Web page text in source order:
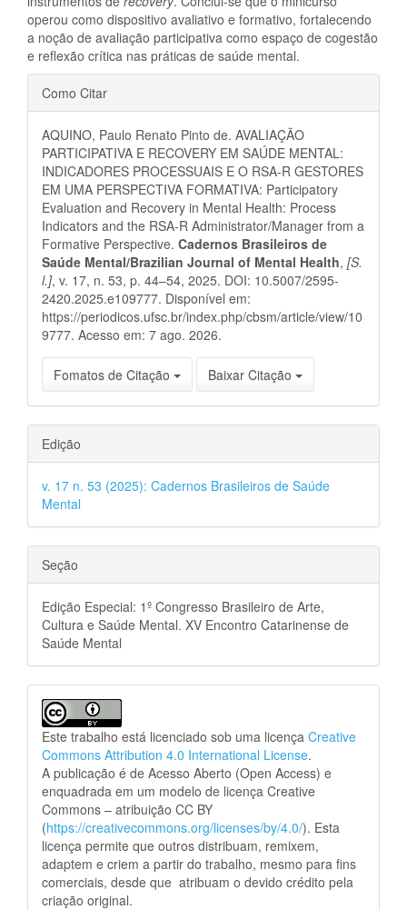
operou como dispositivo avaliativo e formativo, fortalecendo
a noção de avaliação participativa como espaço de cogestão
e reflexão crítica nas práticas de saúde mental.
Detalhes
do
artigo
Como Citar
AQUINO, Paulo Renato Pinto de. AVALIAÇÃO
PARTICIPATIVA E RECOVERY EM SAÚDE MENTAL:
INDICADORES PROCESSUAIS E O RSA-R GESTORES
EM UMA PERSPECTIVA FORMATIVA: Participatory
Evaluation and Recovery in Mental Health: Process
Indicators and the RSA-R Administrator/Manager from a
Formative Perspective. Cadernos Brasileiros de
Saúde Mental/Brazilian Journal of Mental Health, [S.
l.], v. 17, n. 53, p. 44–54, 2025. DOI: 10.5007/2595-
2420.2025.e109777. Disponível em:
https://periodicos.ufsc.br/index.php/cbsm/article/view/10
9777. Acesso em: 7 ago. 2026.
Fomatos de Citação Baixar Citação
Edição
v. 17 n. 53 (2025): Cadernos Brasileiros de Saúde
Mental
Seção
Edição Especial: 1º Congresso Brasileiro de Arte,
Cultura e Saúde Mental. XV Encontro Catarinense de
Saúde Mental
Este trabalho está licenciado sob uma licença Creative
Commons Attribution 4.0 International License.
A publicação é de Acesso Aberto (Open Access) e
enquadrada em um modelo de licença Creative
Commons – atribuição CC BY
(https://creativecommons.org/licenses/by/4.0/). Esta
licença permite que outros distribuam, remixem,
adaptem e criem a partir do trabalho, mesmo para fins
comerciais, desde que atribuam o devido crédito pela
criação original.